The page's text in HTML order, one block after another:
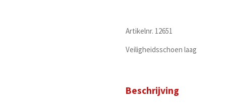
Artikelnr. 12651
Veiligheidsschoen laag
Beschrijving